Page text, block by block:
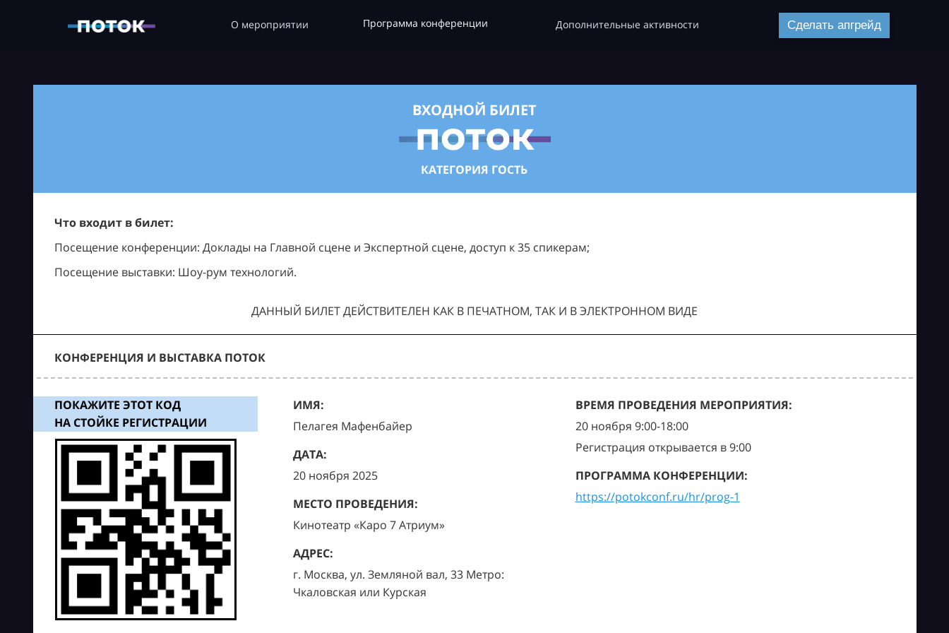
О мероприятии Программа конференции Дополнительные активности Сделать апгрейд
ВХОДНОЙ БИЛЕТ
КАТЕГОРИЯ ГОСТЬ
Что входит в билет:
Посещение конференции: Доклады на Главной сцене и Экспертной сцене, доступ к 35 спикерам;
Посещение выставки: Шоу-рум технологий.
ДАННЫЙ БИЛЕТ ДЕЙСТВИТЕЛЕН КАК В ПЕЧАТНОМ, ТАК И В ЭЛЕКТРОННОМ ВИДЕ
КОНФЕРЕНЦИЯ И ВЫСТАВКА ПОТОК
ПОКАЖИТЕ ЭТОТ КОД
НА СТОЙКЕ РЕГИСТРАЦИИ
ИМЯ:
Пелагея Мафенбайер
ДАТА:
20 ноября 2025
МЕСТО ПРОВЕДЕНИЯ:
Кинотеатр «Каро 7 Атриум»
АДРЕС:
г. Москва, ул. Земляной вал, 33 Метро:
Чкаловская или Курская
ВРЕМЯ ПРОВЕДЕНИЯ МЕРОПРИЯТИЯ:
20 ноября 9:00-18:00
Регистрация открывается в 9:00
ПРОГРАММА КОНФЕРЕНЦИИ:
https://potokconf.ru/hr/prog-1